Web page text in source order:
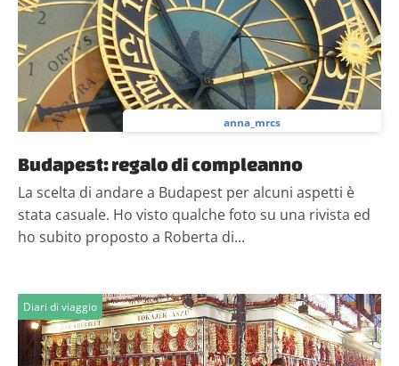
anna_mrcs
Budapest: regalo di compleanno
La scelta di andare a Budapest per alcuni aspetti è
stata casuale. Ho visto qualche foto su una rivista ed
ho subito proposto a Roberta di...
Diari di viaggio